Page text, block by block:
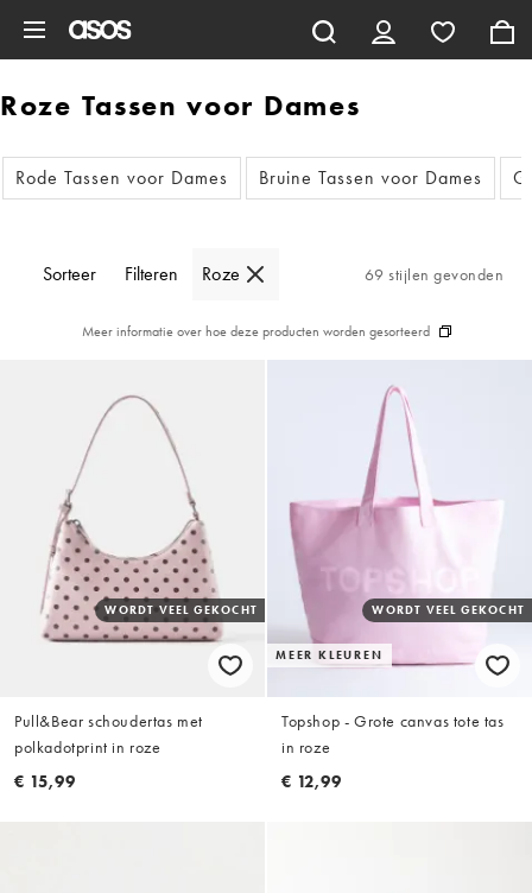
Roze Tassen voor Dames
Rode Tassen voor Dames Bruine Tassen voor Dames
Sorteer Filteren Roze 69 stijlen gevonden
Meer informatie over hoe deze producten worden gesorteerd
WORDT VEEL GEKOCHT
Pull&Bear schoudertas met
polkadotprint in roze
€ 15,99
MEER KLEUREN
WORDT VEEL GEKOCHT
Topshop - Grote canvas tote tas
in roze
€ 12,99